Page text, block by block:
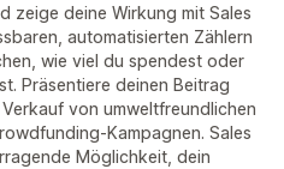
zeige deine Wirkung mit Sales
automatisierten Zählern
wie viel du spendest oder
Präsentiere deinen Beitrag
von umweltfreundlichen
Kampagnen. Sales
Möglichkeit, dein